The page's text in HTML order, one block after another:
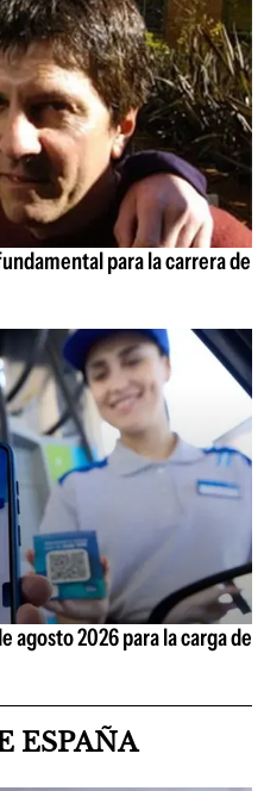
para la carrera de
agosto 2026 para la carga de
ESPAÑA